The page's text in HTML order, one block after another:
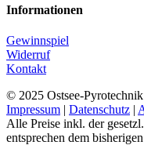
Informationen
Gewinnspiel
Widerruf
Kontakt
© 2025 Ostsee-Pyrotechnik
Impressum | Datenschutz |
Alle Preise inkl. der
entsprechen dem